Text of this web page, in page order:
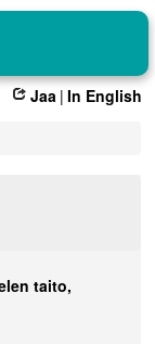
Jaa | In English
taito,